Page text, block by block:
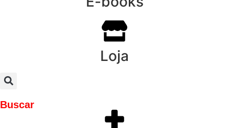
Loja
Buscar